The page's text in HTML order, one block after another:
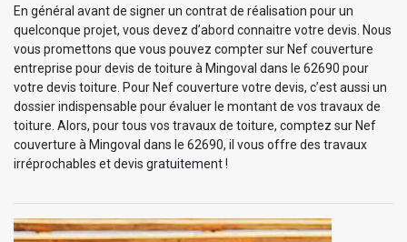
En général avant de signer un contrat de réalisation pour un
quelconque projet, vous devez d’abord connaitre votre devis. Nous
vous promettons que vous pouvez compter sur Nef couverture
entreprise pour devis de toiture à Mingoval dans le 62690 pour
votre devis toiture. Pour Nef couverture votre devis, c’est aussi un
dossier indispensable pour évaluer le montant de vos travaux de
toiture. Alors, pour tous vos travaux de toiture, comptez sur Nef
couverture à Mingoval dans le 62690, il vous offre des travaux
irréprochables et devis gratuitement !